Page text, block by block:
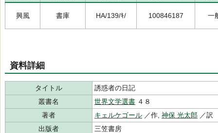
興風 書庫 HA/139/ｷ/ 100846187 一
資料詳細
タイトル
誘惑者の日記
叢書名
世界文学選書 ４８
著者
キェルケゴール ／作, 神保 光太郎 ／訳
出版者
三笠書房